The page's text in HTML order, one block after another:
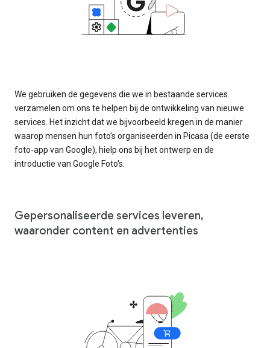
We gebruiken de gegevens die we in bestaande services
verzamelen om ons te helpen bij de ontwikkeling van nieuwe
services. Het inzicht dat we bijvoorbeeld kregen in de manier
waarop mensen hun foto's organiseerden in Picasa (de eerste
foto-app van Google), hielp ons bij het ontwerp en de
introductie van Google Foto's.
Gepersonaliseerde services leveren,
waaronder content en advertenties